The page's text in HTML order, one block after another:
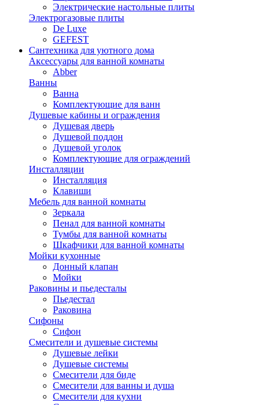
Электрические настольные плиты
Электрогазовые плиты
De Luxe
GEFEST
Сантехника для уютного дома
Аксессуары для ванной комнаты
Abber
Ванны
Ванна
Комплектующие для ванн
Душевые кабины и ограждения
Душевая дверь
Душевой поддон
Душевой уголок
Комплектующие для ограждений
Инсталляции
Инсталляция
Клавиши
Мебель для ванной комнаты
Зеркала
Пенал для ванной комнаты
Тумбы для ванной комнаты
Шкафчики для ванной комнаты
Мойки кухонные
Донный клапан
Мойки
Раковины и пьедесталы
Пьедестал
Раковина
Сифоны
Сифон
Смесители и душевые системы
Душевые лейки
Душевые системы
Смесители для биде
Смесители для ванны и душа
Смесители для кухни